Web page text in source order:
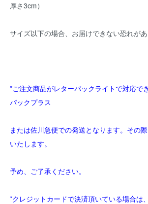
厚さ3cm）
サイズ以下の場合、お届けできない恐れがあ
*ご注文商品がレターパックライトで対応で
パックプラス
または佐川急便での発送となります。その
いたします。
予め、ご了承ください。
*クレジットカードで決済頂いている場合は